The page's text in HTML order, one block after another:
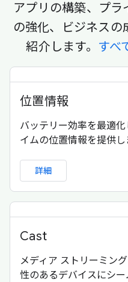
アプリの構築、プラ
の強化、ビジネス
紹介します。 すべ
位置情報
バッテリー効率を最適
イムの位置情報を提供し
詳細
Cast
メディア ストリーミン
性のあるデバイスにシ